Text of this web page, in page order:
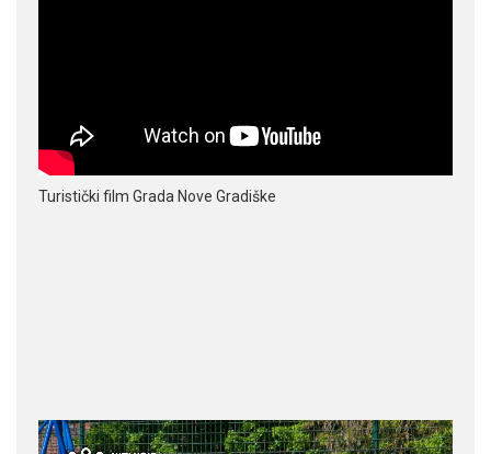
Turistički film Grada Nove Gradiške